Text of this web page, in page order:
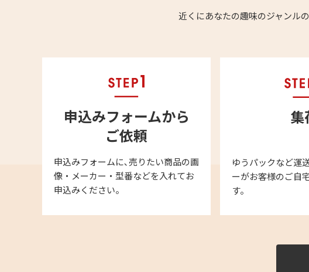
近くにあなたの趣味のジャンル
申込みフォームから
ご依頼
申込みフォームに､売りたい商品の画
像・メーカー・型番などを入れてお
申込みください。
集
ゆうパックなど運
ーがお客様のご自
す。